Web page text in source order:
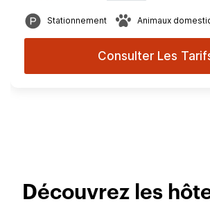
Stationnement Animaux
Consulter Les
Découvrez les